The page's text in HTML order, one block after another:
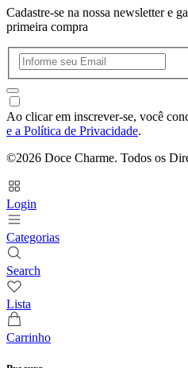
Cadastre-se na nossa newsletter e
primeira compra
Ao clicar em inscrever-se, você
e a Política de Privacidade.
©2026 Doce Charme. Todos os
Login
Categorias
Search
Lista
Carrinho